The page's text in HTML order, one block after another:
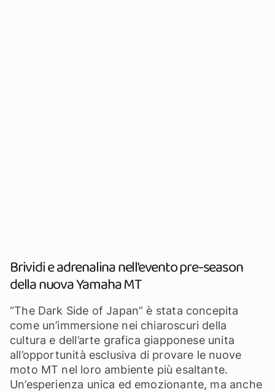
Brividi e adrenalina nell'evento pre-season
della nuova Yamaha MT
“The Dark Side of Japan” è stata concepita
come un’immersione nei chiaroscuri della
cultura e dell’arte grafica giapponese unita
all’opportunità esclusiva di provare le nuove
moto MT nel loro ambiente più esaltante.
Un’esperienza unica ed emozionante, ma anche